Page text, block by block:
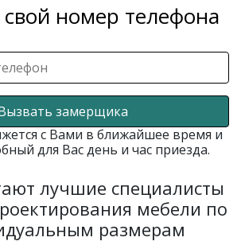
свой номер телефона
замерщика
с Вами в ближайшее время и
для Вас день и час приезда.
лучшие специалисты
мебели по
размерам